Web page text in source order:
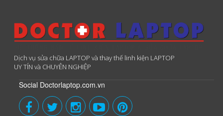
Dịch vụ sửa chữa LAPTOP và thay thế linh kiện LAPTOP
UY TÍN và CHUYÊN NGHIỆP
Social Doctorlaptop.com.vn